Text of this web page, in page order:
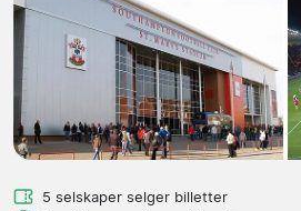
5 selskaper selger billetter